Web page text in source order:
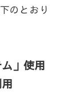
のとおり
」使用